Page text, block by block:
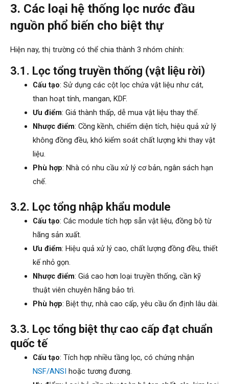
3. Các loại hệ thống lọc nước đầu
nguồn phổ biến cho biệt thự
Hiện nay, thị trường có thể chia thành 3 nhóm chính:
3.1. Lọc tổng truyền thống (vật liệu rời)
Cấu tạo: Sử dụng các cột lọc chứa vật liệu như cát,
than hoạt tính, mangan, KDF.
Ưu điểm: Giá thành thấp, dễ mua vật liệu thay thế.
Nhược điểm: Cồng kềnh, chiếm diện tích, hiệu quả xử lý
không đồng đều, khó kiểm soát chất lượng khi thay vật
liệu.
Phù hợp: Nhà có nhu cầu xử lý cơ bản, ngân sách hạn
chế.
3.2. Lọc tổng nhập khẩu module
Cấu tạo: Các module tích hợp sẵn vật liệu, đồng bộ từ
hãng sản xuất.
Ưu điểm: Hiệu quả xử lý cao, chất lượng đồng đều, thiết
kế nhỏ gọn.
Nhược điểm: Giá cao hơn loại truyền thống, cần kỹ
thuật viên chuyên hãng bảo trì.
Phù hợp: Biệt thự, nhà cao cấp, yêu cầu ổn định lâu dài.
3.3. Lọc tổng biệt thự cao cấp đạt chuẩn
quốc tế
Cấu tạo: Tích hợp nhiều tầng lọc, có chứng nhận
NSF/ANSI hoặc tương đương.